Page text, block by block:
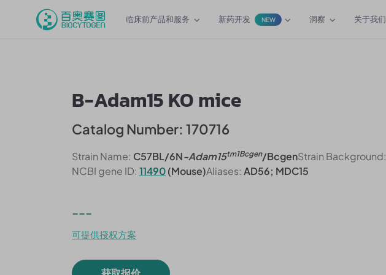
临床前产品和服务 新药开发 NEW 洞察 关于我们
B-Adam15 KO mice
Catalog Number: 170716
Strain Name: C57BL/6N-Adam15tm1Bcgen/BcgenStrain Background:
NCBI gene ID: 11490(Mouse)Aliases: AD56; MDC15
---
可提供授权方案